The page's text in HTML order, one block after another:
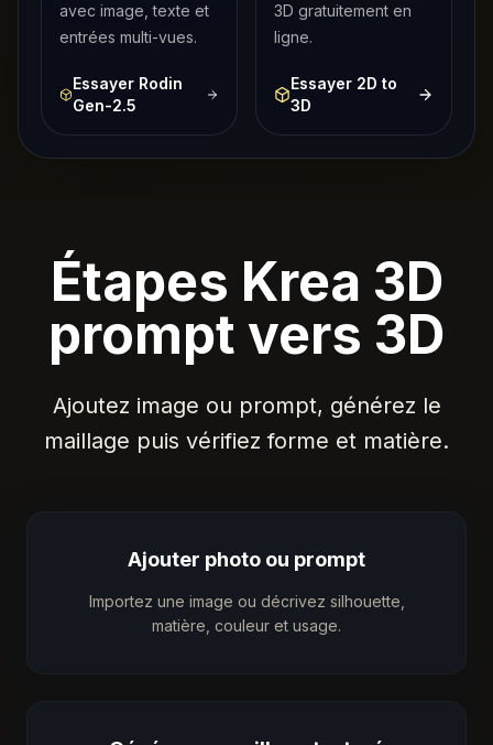
avec image, texte et
entrées multi-vues.
Essayer Rodin
Gen-2.5
3D gratuitement en
ligne.
Essayer 2D to
3D
Étapes Krea 3D
prompt vers 3D
Ajoutez image ou prompt, générez le
maillage puis vérifiez forme et matière.
Ajouter photo ou prompt
Importez une image ou décrivez silhouette,
matière, couleur et usage.